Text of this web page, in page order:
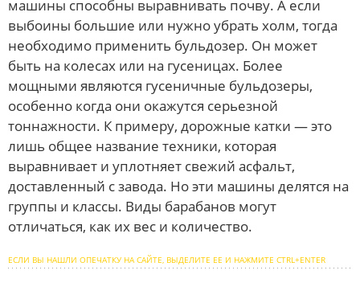
машины способны выравнивать почву. А если
выбоины большие или нужно убрать холм, тогда
необходимо применить бульдозер. Он может
быть на колесах или на гусеницах. Более
мощными являются гусеничные бульдозеры,
особенно когда они окажутся серьезной
тоннажности. К примеру, дорожные катки — это
лишь общее название техники, которая
выравнивает и уплотняет свежий асфальт,
доставленный с завода. Но эти машины делятся на
группы и классы. Виды барабанов могут
отличаться, как их вес и количество.
ЕСЛИ ВЫ НАШЛИ ОПЕЧАТКУ НА САЙТЕ, ВЫДЕЛИТЕ ЕЕ И НАЖМИТЕ CTRL+ENTER